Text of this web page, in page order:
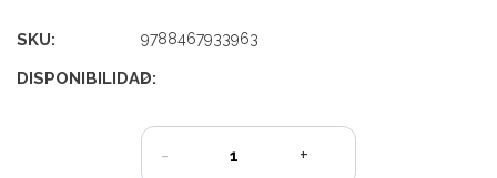
SKU: 9788467933963
DISPONIBILIDAD:
2
- +